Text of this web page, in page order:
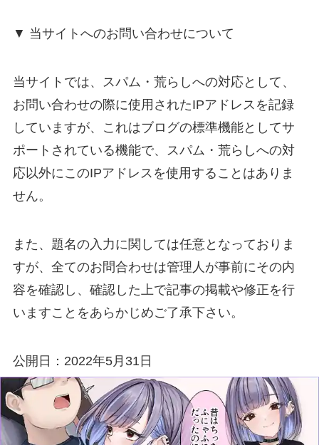
▼ 当サイトへのお問い合わせについて
当サイトでは、スパム・荒らしへの対応として、
お問い合わせの際に使用されたIPアドレスを記録
していますが、これはブログの標準機能としてサ
ポートされている機能で、スパム・荒らしへの対
応以外にこのIPアドレスを使用することはありま
せん。
また、題名の入力に関しては任意となっておりま
すが、全てのお問合わせは管理人が事前にその内
容を確認し、確認した上で記事の掲載や修正を行
いますことをあらかじめご了承下さい。
公開日：2022年5月31日
スポンサーリンク